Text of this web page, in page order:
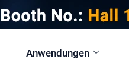
Anwendungen